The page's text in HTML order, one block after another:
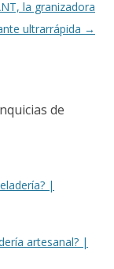
la granizadora
ultrarrápida →
de
|
artesanal? |